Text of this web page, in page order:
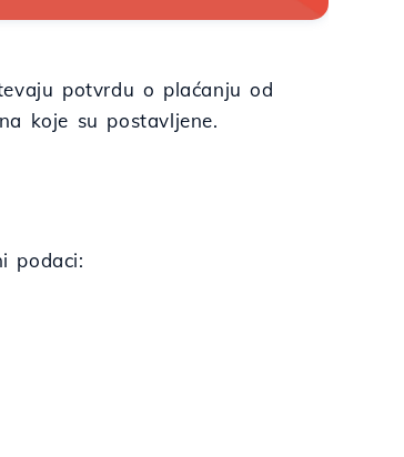
potvrdu o plaćanju od
koje su postavljene.
podaci: